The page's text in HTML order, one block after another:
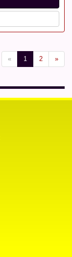
« 1 2 »